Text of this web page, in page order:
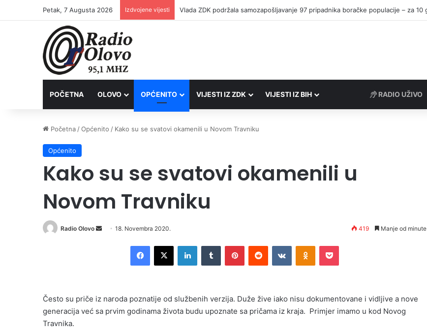
Petak, 7 Augusta 2026 Izdvojene vijesti
POČETNA OLOVO OPĆENITO VIJESTI IZ ZDK VIJESTI IZ BIH RADIO UŽIVO
Početna /Općenito / Kako su se svatovi okamenili u Novom Travniku
Općenito
Kako su se svatovi okamenili u
Novom Travniku
Radio Olovo
Send18. Novembra 2020. 419 Manje od minute
Facebook
X LinkedInTumblr PinterestReddit VKontakteOdnoklassniki
Pocket
Često su priče iz naroda poznatije od službenih verzija. Duže žive iako nisu dokumentovane i vidljive a nove
generacija već sa prvim godinama života budu upoznate sa pričama iz kraja. Primjer imamo u kod Novog
Travnika.